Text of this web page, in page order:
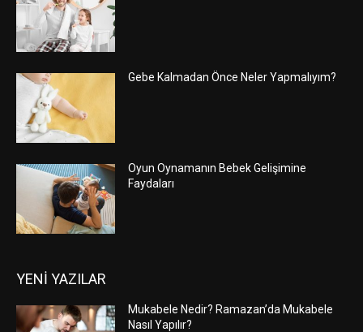
Gebe Kalmadan Önce Neler Yapmalıyım?
Oyun Oynamanın Bebek Gelişimine
Faydaları
YENİ YAZILAR
Mukabele Nedir? Ramazan’da Mukabele
Nasıl Yapılır?